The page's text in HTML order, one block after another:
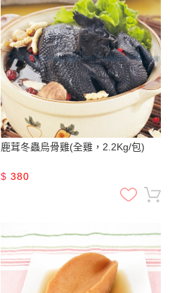
鹿茸冬蟲烏骨雞(全雞，2.2Kg/包)
$ 380